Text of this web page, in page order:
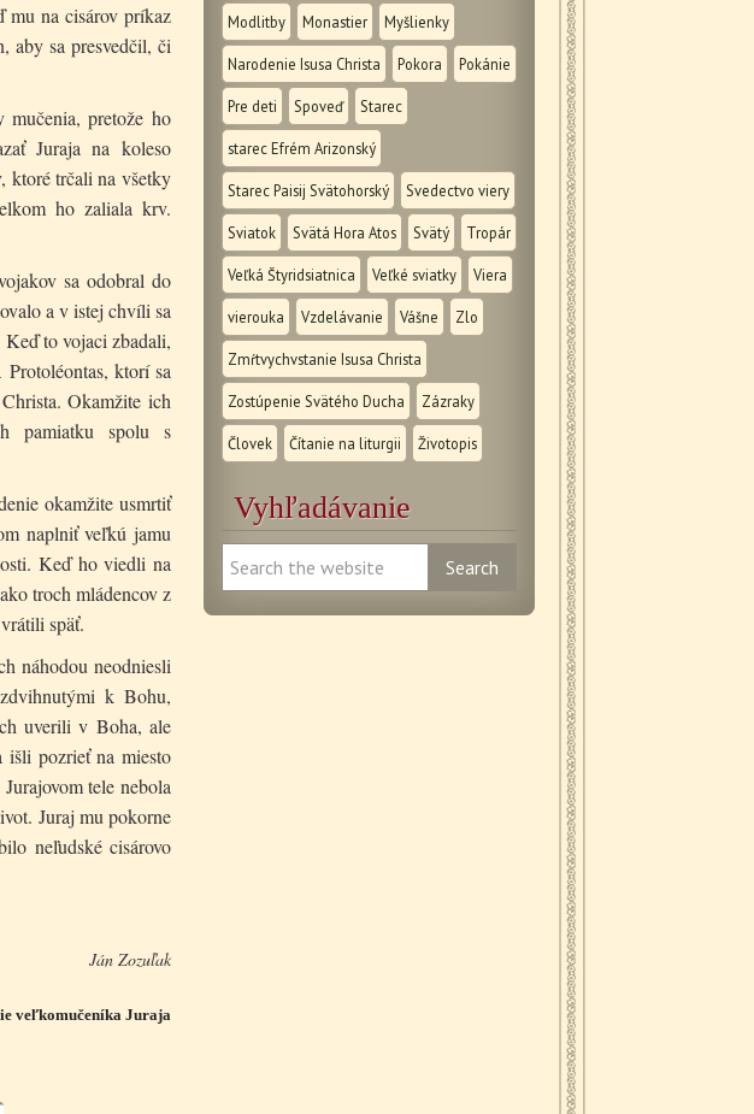
na cisárov príkaz
aby sa presvedčil, či
pretože ho
Juraja na koleso
ktoré trčali na všetky
ho zaliala krv.
sa odobral do
a v istej chvíli sa
to vojaci zbadali,
ktorí sa
Okamžite ich
pamiatku spolu s
okamžite usmrtiť
naplniť veľkú jamu
Keď ho viedli na
troch mládencov z
späť.
náhodou neodniesli
k Bohu,
uverili v Boha, ale
išli pozrieť na miesto
tele nebola
Juraj mu pokorne
neľudské cisárovo
Ján Zozuľak
veľkomučeníka Juraja
Modlitby Monastier Myšlienky
Narodenie Isusa Christa Pokora Pokánie
Pre deti Spoveď Starec
starec Efrém Arizonský
Starec Paisij Svätohorský Svedectvo viery
Sviatok Svätá Hora Atos Svätý Tropár
Veľká Štyridsiatnica Veľké sviatky Viera
vierouka Vzdelávanie Vášne Zlo
Zmŕtvychvstanie Isusa Christa
Zostúpenie Svätého Ducha Zázraky
Človek Čítanie na liturgii Životopis
Vyhľadávanie